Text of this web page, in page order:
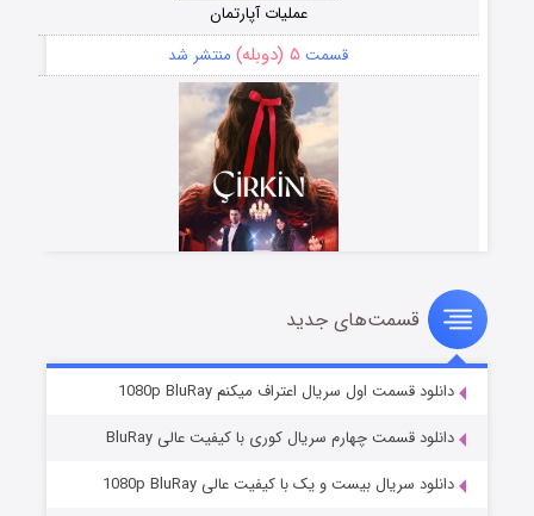
عملیات آپارتمان
قسمت ۵ (دوبله) منتشر شد
سریال زشت
قسمت۲ (زیرنویس) منتشر شد
قسمت‌های جدید
دانلود قسمت اول سریال اعتراف میکنم 1080p BluRay
دانلود قسمت چهارم سریال کوری با کیفیت عالی BluRay
دانلود سریال بیست و یک با کیفیت عالی 1080p BluRay